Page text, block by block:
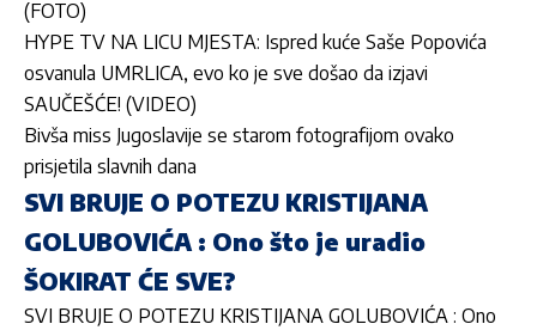
(FOTO)
HYPE TV NA LICU MJESTA: Ispred kuće Saše Popovića
osvanula UMRLICA, evo ko je sve došao da izjavi
SAUČEŠĆE! (VIDEO)
Bivša miss Jugoslavije se starom fotografijom ovako
prisjetila slavnih dana
SVI BRUJE O POTEZU KRISTIJANA
GOLUBOVIĆA : Ono što je uradio
ŠOKIRAT ĆE SVE?
SVI BRUJE O POTEZU KRISTIJANA GOLUBOVIĆA : Ono